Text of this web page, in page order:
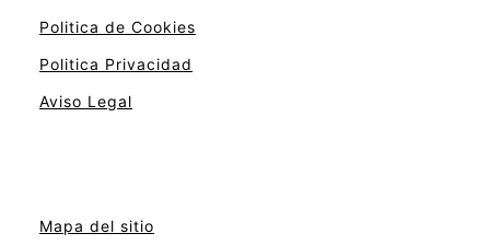
Politica de Cookies
Politica Privacidad
Aviso Legal
Mapa del sitio